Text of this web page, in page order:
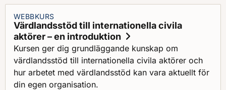
WEBBKURS
Värdlandsstöd till internationella civila
aktörer – en introduktion
Kursen ger dig grundläggande kunskap om
värdlandsstöd till internationella civila aktörer och
hur arbetet med värdlandsstöd kan vara aktuellt för
din egen organisation.